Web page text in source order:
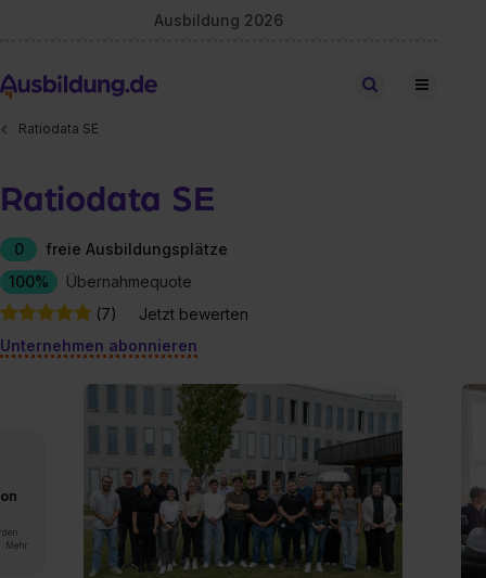
Ausbildung 2026
Stellen finden
Ratiodata SE
Ratiodata SE
0
freie Ausbildungsplätze
100%
Übernahmequote
(7)
Jetzt bewerten
Unternehmen abonnieren
Mehr